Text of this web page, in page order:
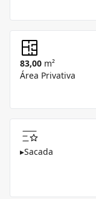
83,00 m²
Área Privativa
▸Sacada